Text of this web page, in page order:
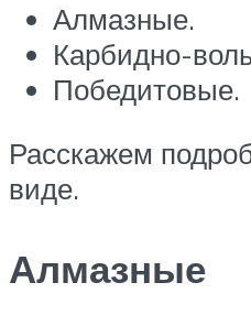
Алмазные.
Карбидно-
Победитовые.
Расскажем
виде.
Алмазные